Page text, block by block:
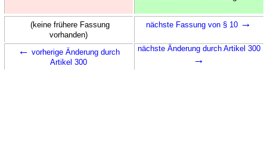
(keine frühere Fassung
vorhanden)
nächste Fassung von § 10 →
← vorherige Änderung durch
Artikel 300
nächste Änderung durch Artikel 300
→